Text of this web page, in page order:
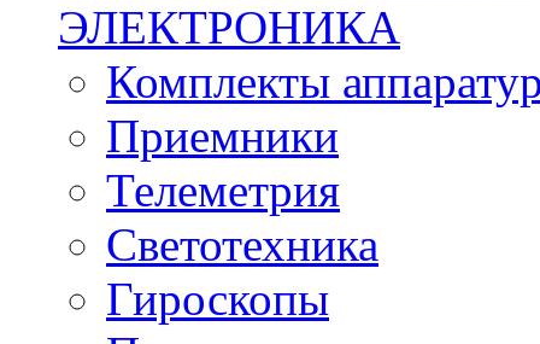
ЭЛЕКТРОНИКА
Комплекты
Приемники
Телеметрия
Светотехника
Гироскопы